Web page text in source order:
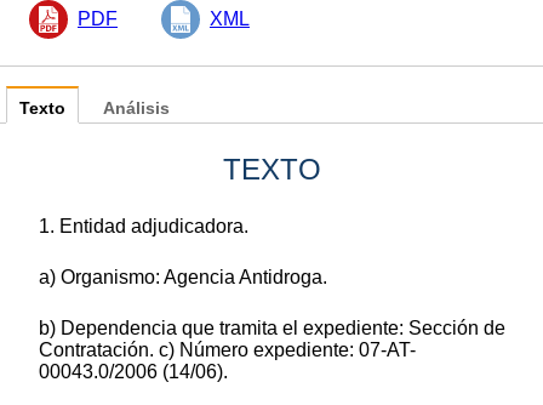
PDF XML
Texto
TEXTO
1. Entidad adjudicadora.
a) Organismo: Agencia Antidroga.
b) Dependencia que tramita el expediente: Sección de
Contratación. c) Número expediente: 07-AT-
00043.0/2006 (14/06).
Análisis